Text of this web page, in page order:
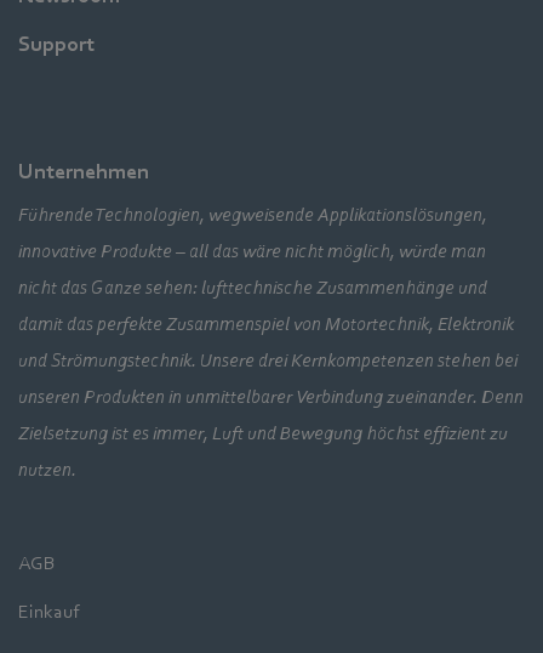
Support
Unternehmen
Führende Technologien, wegweisende Applikationslösungen,
innovative Produkte – all das wäre nicht möglich, würde man
nicht das Ganze sehen: lufttechnische Zusammenhänge und
damit das perfekte Zusammenspiel von Motortechnik, Elektronik
und Strömungstechnik. Unsere drei Kernkompetenzen stehen bei
unseren Produkten in unmittelbarer Verbindung zueinander. Denn
Zielsetzung ist es immer, Luft und Bewegung höchst effizient zu
nutzen.
AGB
Einkauf